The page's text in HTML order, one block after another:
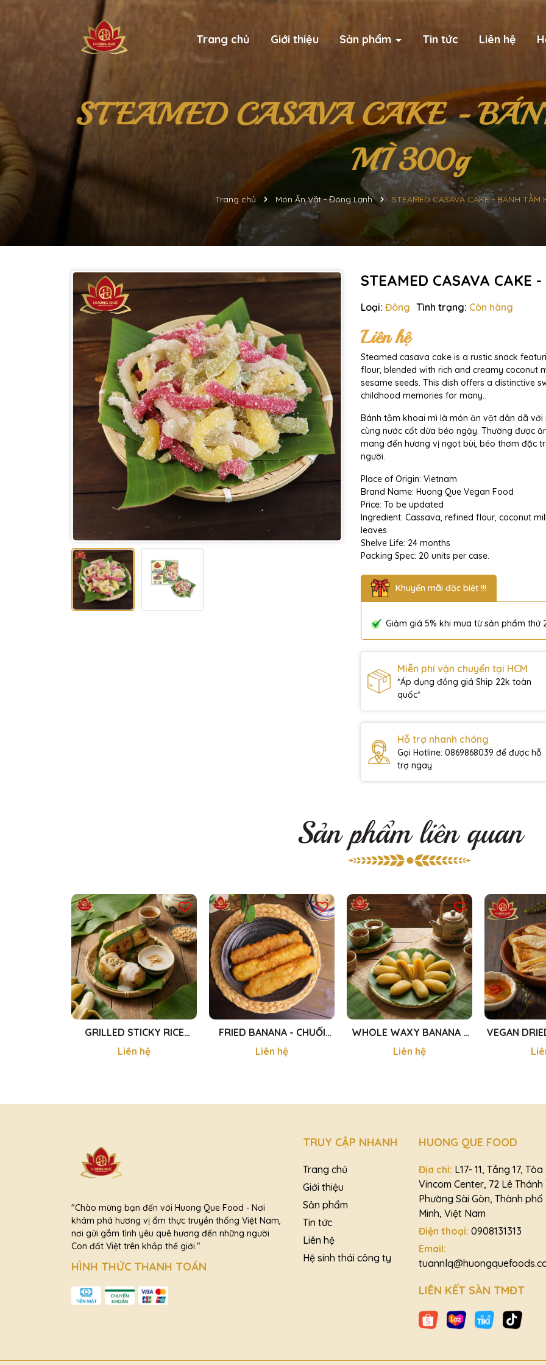
Trang chủ Giới thiệu Sản phẩm Tin tức Liên hệ
STEAMED CASAVA CAKE -
MÌ 300g
Trang chủ Món Ăn Vặt - Đông Lạnh STEAMED CASAVA CAKE - BÁNH
STEAMED CASAVA CAKE
Loại: Đông Tình trạng: Còn hàng
Liên hệ
Steamed casava cake is a rustic snack
flour, blended with rich and creamy coconut
sesame seeds. This dish offers a distinctive
childhood memories for many..
Bánh tằm khoai mì là món ăn vặt dân dã
cùng nước cốt dừa béo ngậy. Thường được
mang đến hương vị ngọt bùi, béo thơm đặc
người.
Place of Origin: Vietnam
Brand Name: Huong Que Vegan Food
Price: To be updated
Ingredient: Cassava, refined flour, coconut
leaves.
Shelve Life: 24 months
Packing Spec: 20 units per case.
Khuyến mãi đặc biệt !!!
Giảm giá 5% khi mua từ sản phẩm thứ
Miễn phí vận chuyển tại HCM
*Áp dụng đồng giá Ship 22k toàn
quốc*
Hỗ trợ nhanh chóng
Gọi Hotline: 0869868039 để được hỗ
trợ ngay
Sản phẩm liên quan
GRILLED STICKY RICE
BANANA - CHUỐI NẾP
NƯỚNG 440G
Liên hệ
FRIED BANANA - CHUỐI
CHIÊN 350G
Liên hệ
WHOLE WAXY BANANA -
CHUỐI SÁP 1400G
Liên hệ
VEGAN
KHÔ CÁ
"Chào mừng bạn đến với Huong Que Food - Nơi
khám phá hương vị ẩm thực truyền thống Việt Nam,
nơi gửi gắm tình yêu quê hương đến những người
Con đất Việt trên khắp thế giới."
HÌNH THỨC THANH TOÁN
TRUY CẬP NHANH
Trang chủ
Giới thiệu
Sản phẩm
Tin tức
Liên hệ
Hệ sinh thái công ty
HUONG QUE FOOD
Địa chỉ: L17- 11, Tầng 17,
Vincom Center, 72 Lê Thánh
Phường Sài Gòn, Thành phố
Minh, Việt Nam
Điện thoại: 0908131313
Email:
LIÊN KẾT SÀN TMĐT